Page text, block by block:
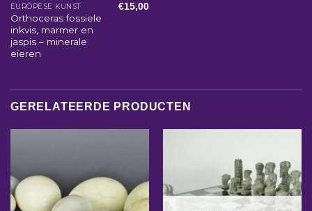
EUROPESE KUNST
Orthoceras fossiele
inkvis, marmer en
jaspis – minerale
eieren
€15,00
GERELATEERDE PRODUCTEN